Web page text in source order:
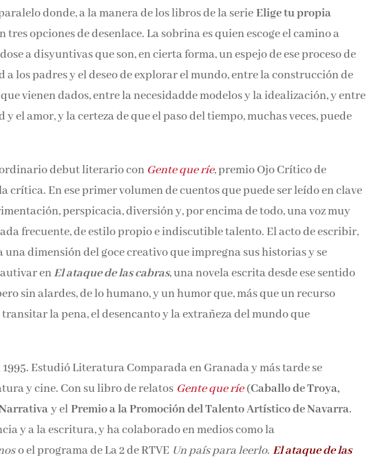
donde, a la manera de los libros de la serieElige tu propia
tres opciones de desenlace. La sobrina es quien escoge el camino a
a disyuntivas que son, en cierta forma, un espejo de ese proceso de
los padres y el deseo de explorar el mundo, entre la construcción de
vienen dados, entre la necesidadde modelos y la idealización, y entre
el amor, y la certeza de que el paso del tiempo, muchas veces, puede
debut literario con Gente que ríe, premio Ojo Crítico de
En ese primer volumen de cuentos que puede ser leído en clave
perspicacia, diversión y, por encima de todo, una voz muy
frecuente, de estilo propio e indiscutible talento. El acto de escribir,
dimensión del goce creativo que impregna sus historias y se
enEl ataque de las cabras, una novela escrita desde ese sentido
sin alardes, de lo humano, y un humor que, más que un recurso
la pena, el desencanto y la extrañeza del mundo que
Estudió Literatura Comparada en Granada y más tarde se
y cine. Con su libro de relatos Gente que ríe(Caballo de Troya,
y elPremio a la Promoción del Talento Artístico de Navarra.
y a la escritura, y ha colaborado en medios como la
o el programa de La 2 de RTVE Un país para leerlo.El ataque de las